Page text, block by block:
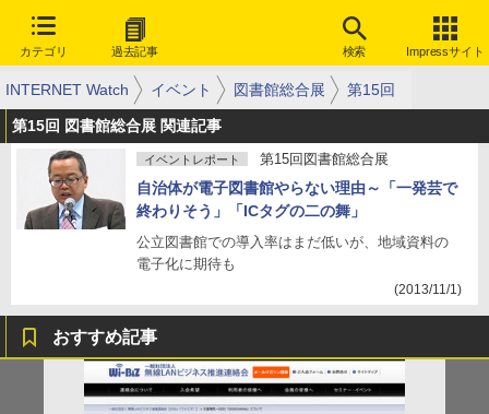
カテゴリ 過去記事 検索 Impressサイト
INTERNET Watch イベント 図書館総合展 第15回
第15回 図書館総合展 関連記事
イベントレポート 第15回図書館総合展
自治体が電子図書館やらない理由～「一発芸で
終わりそう」「ICタグの二の舞」
公立図書館での導入率はまだ低いが、地域資料の
電子化に期待も
(2013/11/1)
おすすめ記事